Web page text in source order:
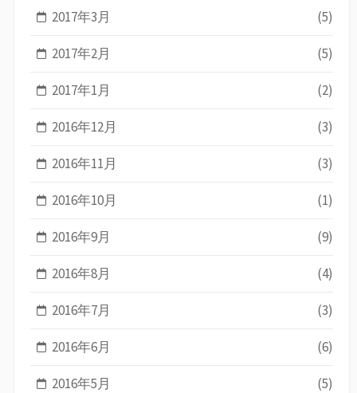
2017年3月 (5)
2017年2月 (5)
2017年1月 (2)
2016年12月 (3)
2016年11月 (3)
2016年10月 (1)
2016年9月 (9)
2016年8月 (4)
2016年7月 (3)
2016年6月 (6)
2016年5月 (5)